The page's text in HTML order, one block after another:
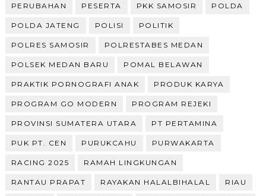
PERUBAHAN PESERTA PKK SAMOSIR POLDA
POLDA JATENG POLISI POLITIK
POLRES SAMOSIR POLRESTABES MEDAN
POLSEK MEDAN BARU POMAL BELAWAN
PRAKTIK PORNOGRAFI ANAK PRODUK KARYA
PROGRAM GO MODERN PROGRAM REJEKI
PROVINSI SUMATERA UTARA PT PERTAMINA
PUK PT. CEN PURUKCAHU PURWAKARTA
RACING 2025 RAMAH LINGKUNGAN
RANTAU PRAPAT RAYAKAN HALALBIHALAL RIAU